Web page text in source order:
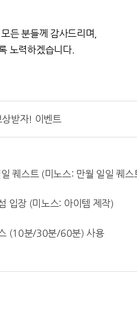
든 분들께 감사드리며,
노력하겠습니다.
받자! 이벤트
퀘스트 (미노스: 만월 일일 퀘스
입장 (미노스: 아이템 제작)
(10분/30분/60분) 사용